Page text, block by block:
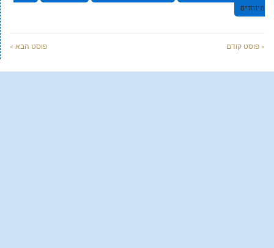
מיוחדים
« פוסט קודם פוסט הבא »